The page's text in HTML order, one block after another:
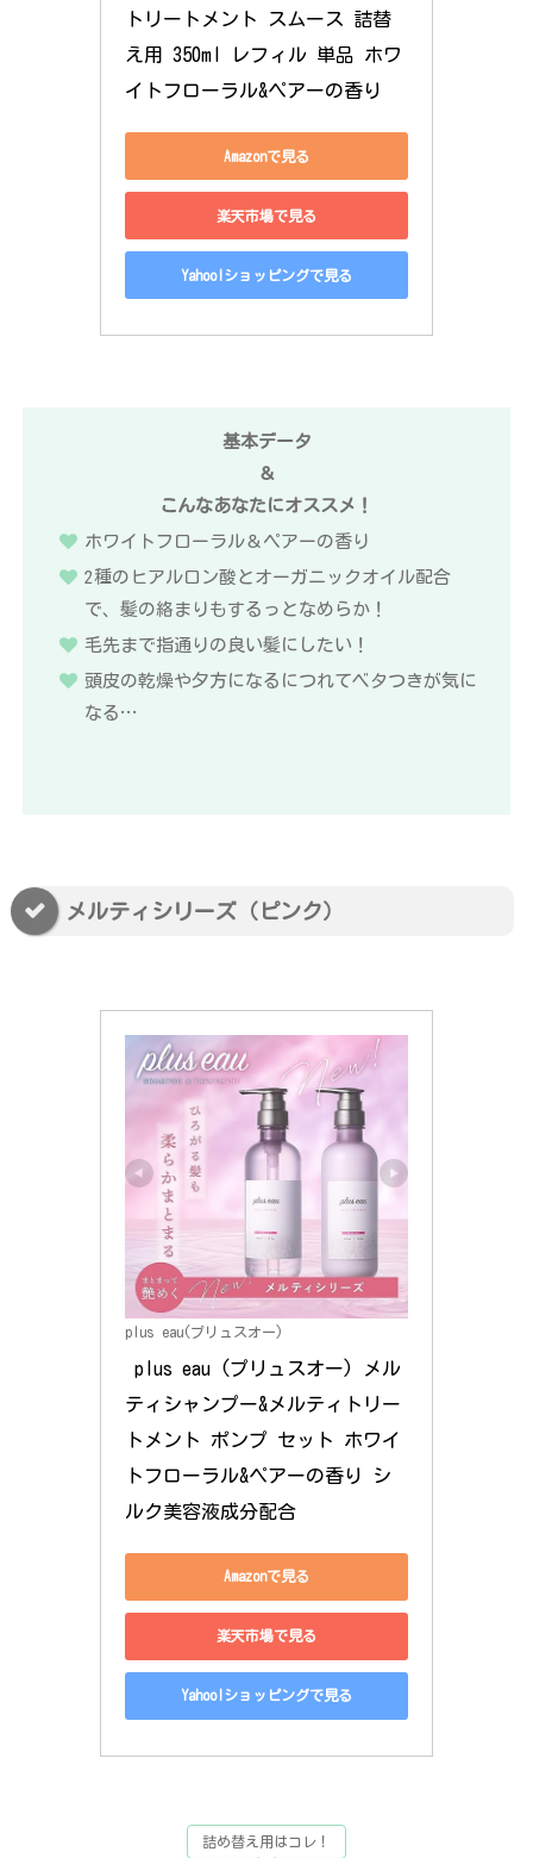
トリートメント スムース 詰替
え用 350ml レフィル 単品 ホワ
イトフローラル&ペアーの香り
Amazonで見る
楽天市場で見る
Yahoo!ショッピングで見る
基本データ
＆
こんなあなたにオススメ！
ホワイトフローラル＆ペアーの香り
2種のヒアルロン酸とオーガニックオイル配合
で、髪の絡まりもするっとなめらか！
毛先まで指通りの良い髪にしたい！
頭皮の乾燥や夕方になるにつれてベタつきが気に
なる…
メルティシリーズ（ピンク）
plus eau(プリュスオー)
ティシャンプー&メルティトリー
トメント ポンプ セット ホワイ
トフローラル&ペアーの香り シ
ルク美容液成分配合
Amazonで見る
楽天市場で見る
Yahoo!ショッピングで見る
詰め替え用はコレ！